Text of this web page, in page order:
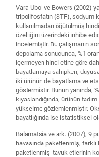
Vara-Ubol ve Bowers (2002)
tripolifosfatın (STF), sodyum
kullanılmadan öğütülmüş
özelliğini üzerindeki inhibe
incelemiştir. Bu çalışmanın
depolama sonucunda, %1
içermeyen hindi etine göre
bayatlamaya sahipken,
iki ürünün de bayatlama ve
göstermiştir. Bunun yanında,
kıyaslandığında, ürünün
yükselme gözlemlenmiştir.
bayatlığında ise istatistiksel
Balamatsia ve ark. (2007), 9
havasında paketlenmiş,
paketlenmiş tavuk etlerinin